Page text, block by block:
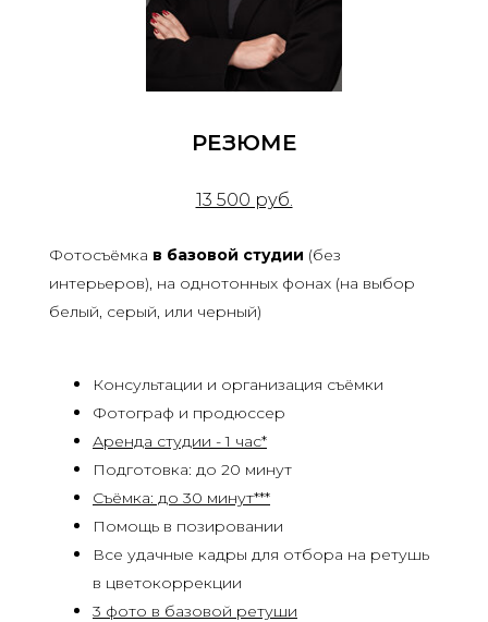
РЕЗЮМЕ
13 500 руб.
Фотосъёмка в базовой студии (без
интерьеров), на однотонных фонах (на выбор
белый, серый, или черный)
Консультации и организация съёмки
Фотограф и продюссер
Аренда студии - 1 час*
Подготовка: до 20 минут
Съёмка: до 30 минут***
Помощь в позировании
Все удачные кадры для отбора на ретушь
в цветокоррекции
3 фото в базовой ретуши